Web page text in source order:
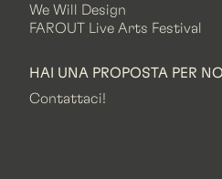
We Will Design
FAROUT Live Arts Festival
HAI UNA PROPOSTA PER
Contattaci!